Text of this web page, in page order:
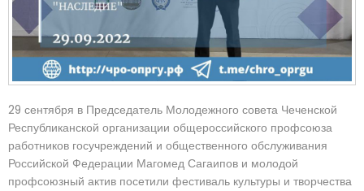
29 сентября в Председатель Молодежного совета Чеченской
Республиканской организации общероссийского профсоюза
работников госучреждений и общественного обслуживания
Российской Федерации Магомед Сагаипов и молодой
профсоюзный актив посетили фестиваль культуры и творчества